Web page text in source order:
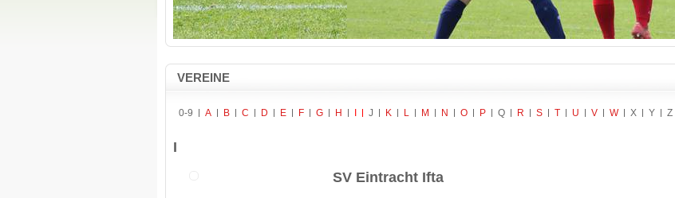
VEREINE
0-9 A B C D E F G H J K L M N O P Q R S T U V W X Y Z
I
SV Eintracht Ifta